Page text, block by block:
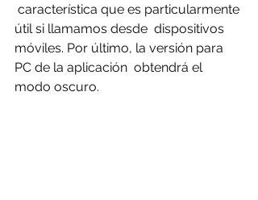
característica que es particularmente
útil si llamamos desde  dispositivos
móviles. Por último, la versión para
PC de la aplicación  obtendrá el
modo oscuro.